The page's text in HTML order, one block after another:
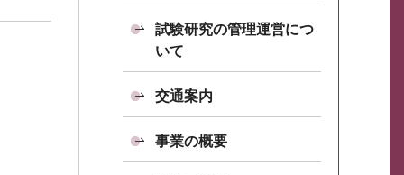
試験研究の管理運営につ
いて
交通案内
事業の概要